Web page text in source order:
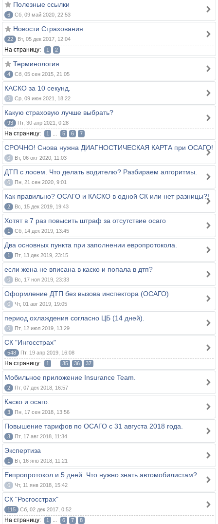
Полезные ссылки
6 Сб, 09 май 2020, 22:53
Новости Страхования
22 Вт, 05 дек 2017, 12:04
На страницу: 1 2
Терминология
4 Сб, 05 сен 2015, 21:05
КАСКО за 10 секунд.
0 Ср, 09 июн 2021, 18:22
Какую страховую лучше выбрать?
93 Пт, 30 апр 2021, 0:28
На страницу: 1 ... 5 6 7
СРОЧНО! Снова нужна ДИАГНОСТИЧЕСКАЯ КАРТА при ОСАГО!
0 Вт, 06 окт 2020, 11:03
ДТП с лосем. Что делать водителю? Разбираем алгоритмы.
0 Пн, 21 сен 2020, 9:01
Как правильно? ОСАГО и КАСКО в одной СК или нет разницы?!
2 Вс, 15 дек 2019, 19:43
Хотят в 7 раз повысить штраф за отсутствие осаго
1 Сб, 14 дек 2019, 13:45
Два основных пункта при заполнении европротокола.
1 Пт, 13 дек 2019, 23:15
если жена не вписана в каско и попала в дтп?
0 Вс, 17 ноя 2019, 23:33
Оформление ДТП без вызова инспектора (ОСАГО)
0 Чт, 01 авг 2019, 19:05
период охлаждения согласно ЦБ (14 дней).
0 Пт, 12 июл 2019, 13:29
СК "Ингосстрах"
548 Пт, 19 апр 2019, 16:08
На страницу: 1 ... 35 36 37
Мобильное приложение Insurance Team.
2 Пт, 07 дек 2018, 16:57
Каско и осаго.
3 Пн, 17 сен 2018, 13:56
Повышение тарифов по ОСАГО с 31 августа 2018 года.
3 Пт, 17 авг 2018, 11:34
Экспертиза
1 Вт, 16 янв 2018, 11:21
Евпропротокол и 5 дней. Что нужно знать автомобилистам?
0 Чт, 11 янв 2018, 15:42
СК "Росгосстрах"
115 Сб, 02 дек 2017, 0:52
На страницу: 1 ... 6 7 8